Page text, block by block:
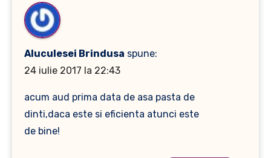
Aluculesei Brindusa spune:
24 iulie 2017 la 22:43
acum aud prima data de asa pasta de
dinti,daca este si eficienta atunci este
de bine!